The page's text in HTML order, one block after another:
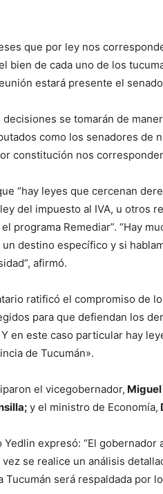
que por ley nos
bien de cada uno de los
estará presente el
se tomarán de
como los senadores de
constitución nos
“hay leyes que cercenan
del impuesto al IVA, u otros
programa Remediar”. “Hay
destino específico y si
afirmó.
ratificó el compromiso de
para que defiendan los
en este caso particular hay
de Tucumán».
el vicegobernador,
y el ministro de Economía,
expresó: “El
se realice un análisis
será respaldada por